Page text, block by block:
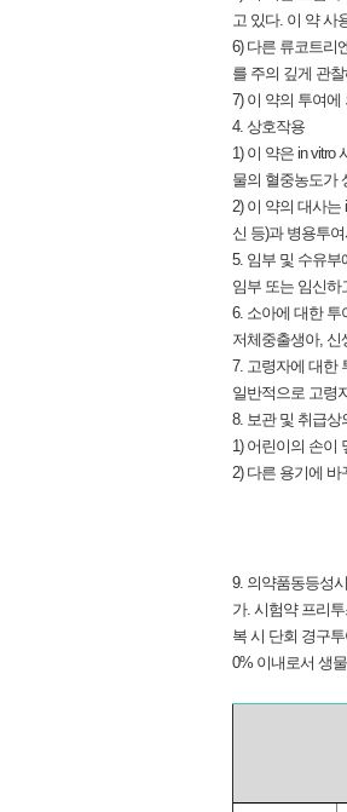
고 있다. 이 약 사
6) 다른 류코트리
를 주의 깊게 관
7) 이 약의 투여
4. 상호작용
1) 이 약은 in
물의 혈중농도가
2) 이 약의 대사는
신 등)과 병용투
5. 임부 및 수유부
임부 또는 임신하
6. 소아에 대한 투
저체중출생아, 신
7. 고령자에 대한
일반적으로 고령
8. 보관 및 취급상
1) 어린이의 손이
2) 다른 용기에
9. 의약품동등성
가. 시험약 프리
복 시 단회 경구
0% 이내로서 생